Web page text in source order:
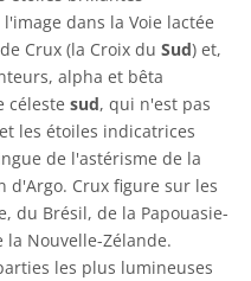
dans la Voie lactée
Crux (la Croix du Sud) et,
alpha et bêta
céleste sud, qui n'est pas
les étoiles indicatrices
de l'astérisme de la
d'Argo. Crux figure sur les
du Brésil, de la Papouasie-
la Nouvelle-Zélande.
les plus lumineuses